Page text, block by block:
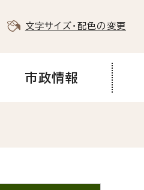
文字サイズ・配色の変更
市政情報